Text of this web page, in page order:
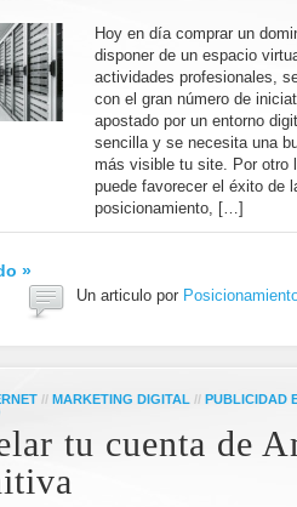
Hoy en día comprar un
disponer de un espacio
actividades profesionales,
con el gran número de
apostado por un entorno
sencilla y se necesita una
más visible tu site. Por otro
puede favorecer el éxito de
posicionamiento, […]
»
Un articulo por
// MARKETING DIGITAL // PUBLICIDAD
tu cuenta de